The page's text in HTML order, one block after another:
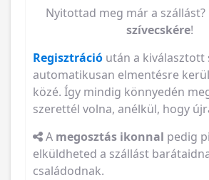
Nyitottad meg már a
szívecskére!
Regisztráció után a kiválasztott
automatikusan elmentésre
közé. Így mindig könnyedén
szerettél volna, anélkül, hogy
A megosztás ikonnal pedig
elküldheted a szállást
családodnak.